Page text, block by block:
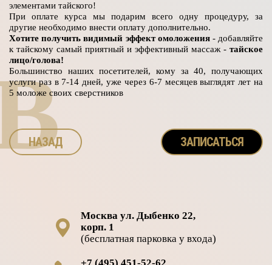
элементами тайского!
При оплате курса мы подарим всего одну процедуру, за
другие необходимо внести оплату дополнительно.
Хотите получить видимый эффект омоложения- добавляйте
к тайскому самый приятный и эффективный массаж - тайское
лицо/голова!
Большинство наших посетителей, кому за 40, получающих
услуги раз в 7-14 дней, уже через 6-7 месяцев выглядят лет на
5 моложе своих сверстников
НАЗАД ЗАПИСАТЬСЯ
Москва ул. Дыбенко 22,
корп. 1
(бесплатная парковка у входа)